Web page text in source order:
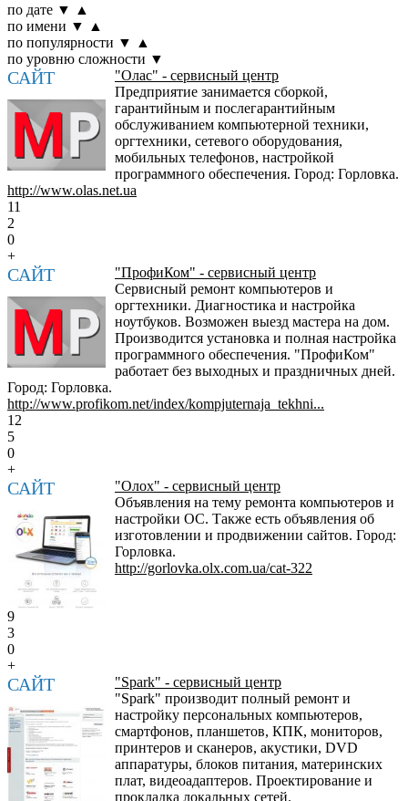
по дате ▼
▲
по имени ▼
▲
по популярности ▼
▲
по уровню сложности ▼
САЙТ
"Олас" - сервисный центр
Предприятие занимается сборкой,
гарантийным и послегарантийным
обслуживанием компьютерной техники,
оргтехники, сетевого оборудования,
мобильных телефонов, настройкой
программного обеспечения. Город: Горловка.
http://www.olas.net.ua
11
2
0
+
САЙТ
"ПрофиКом" - сервисный центр
Сервисный ремонт компьютеров и
оргтехники. Диагностика и настройка
ноутбуков. Возможен выезд мастера на дом.
Производится установка и полная настройка
программного обеспечения. "ПрофиКом"
работает без выходных и праздничных дней.
Город: Горловка.
http://www.profikom.net/index/kompjuternaja_tekhni...
12
5
0
+
САЙТ
"Олох" - сервисный центр
Объявления на тему ремонта компьютеров и
настройки ОС. Также есть объявления об
изготовлении и продвижении сайтов. Город:
Горловка.
http://gorlovka.olx.com.ua/cat-322
9
3
0
+
САЙТ
"Spark" - сервисный центр
"Spark" производит полный ремонт и
настройку персональных компьютеров,
смартфонов, планшетов, КПК, мониторов,
принтеров и сканеров, акустики, DVD
аппаратуры, блоков питания, материнских
плат, видеоадаптеров. Проектирование и
прокладка локальных сетей.